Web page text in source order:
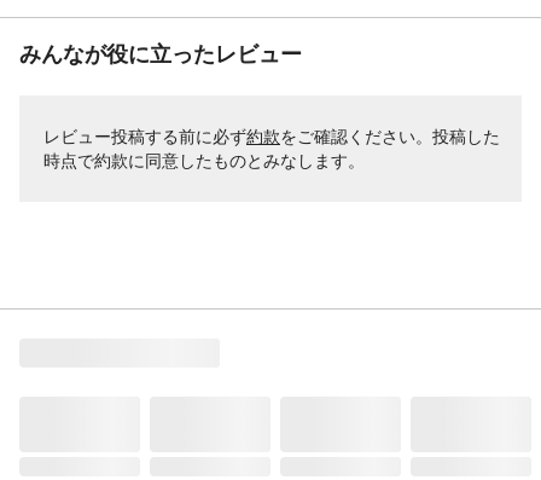
みんなが役に立ったレビュー
レビュー投稿する前に必ず約款をご確認ください。投稿した
時点で約款に同意したものとみなします。